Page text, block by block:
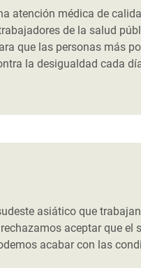
atención médica de
de la salud
que las personas más
la desigualdad cada
asiático que
aceptar que
acabar con las